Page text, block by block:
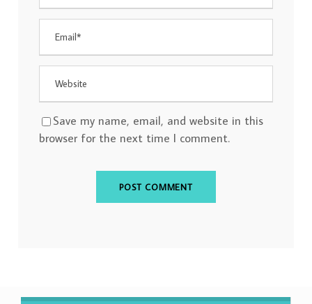
Save my name, email, and website in this
browser for the next time I comment.